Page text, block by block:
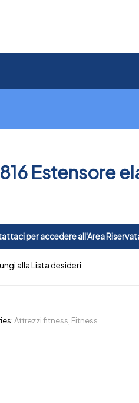
Estensore
per accedere all'Area
alla Lista desideri
Attrezzi fitness, Fitness